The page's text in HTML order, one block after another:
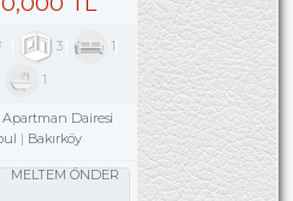
3 1
1
Apartman Dairesi
Bakırköy
MELTEM ÖNDER